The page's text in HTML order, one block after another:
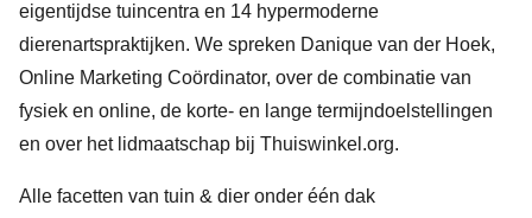
eigentijdse tuincentra en 14 hypermoderne
dierenartspraktijken. We spreken Danique van der Hoek,
Online Marketing Coördinator, over de combinatie van
fysiek en online, de korte- en lange termijndoelstellingen
en over het lidmaatschap bij Thuiswinkel.org.
Alle facetten van tuin & dier onder één dak